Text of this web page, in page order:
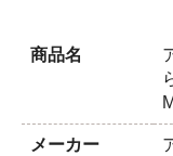
商品名
メーカー